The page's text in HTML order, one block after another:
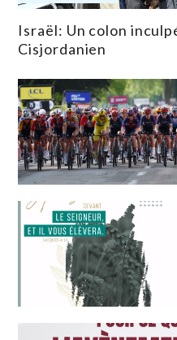
Israël: Un colon
Cisjordanien